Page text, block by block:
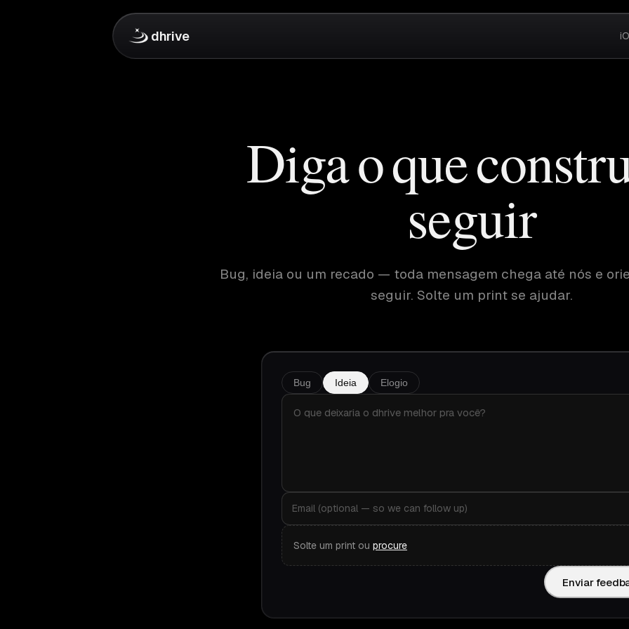
dhrive
Diga o que
seguir
Bug, ideia ou um recado — toda mensagem chega até nós e
seguir. Solte um print se ajudar.
Bug Ideia Elogio
Solte um print ou procure
Enviar